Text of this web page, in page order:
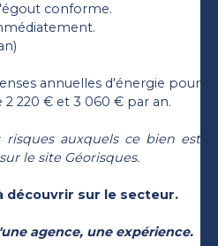
conforme.
annuelles d'énergie pour
2 220 € et 3 060 € par an.
risques auxquels ce bien est
le site Géorisques.
découvrir sur le secteur.
agence, une expérience.